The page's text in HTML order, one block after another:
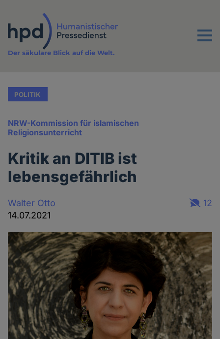
Inhalt
Menu
Der säkulare Blick auf die Welt.
POLITIK
NRW-Kommission für islamischen
Religionsunterricht
Kritik an DITIB ist
lebensgefährlich
Walter Otto
14.07.2021
12